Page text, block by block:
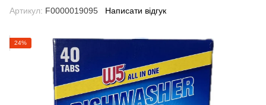
Артикул: F0000019095 Написати відгук
24%